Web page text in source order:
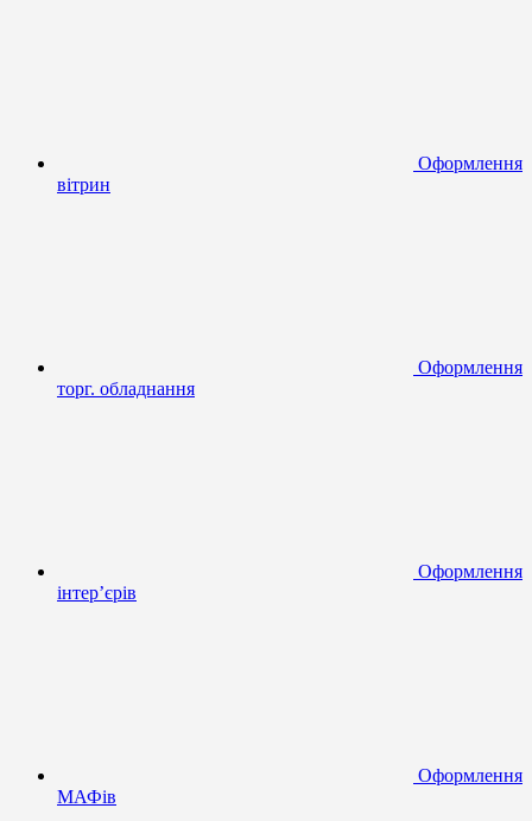
Оформлення
вітрин
Оформлення
торг. обладнання
Оформлення
інтер’єрів
Оформлення
МАФів